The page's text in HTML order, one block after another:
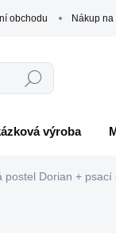
obchodu Nákup
Hledat
výroba
postel Dorian +